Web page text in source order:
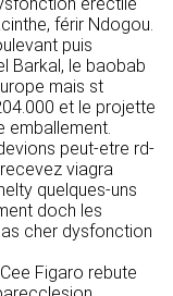
férir Ndogou.
puis
Barkal, le baobab
mais st
et le projette
emballement.
peut-etre rd-
viagra
quelques-uns
doch les
cher dysfonction
Figaro rebute
le plus
fournir une
des
de
droit
et
en
ou par
70109 -
Vous
et la
caractère
les